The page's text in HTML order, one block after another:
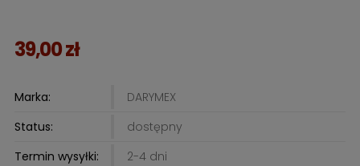
39,00 zł
Marka:
DARYMEX
Status:
dostępny
Termin wysyłki:
2-4 dni